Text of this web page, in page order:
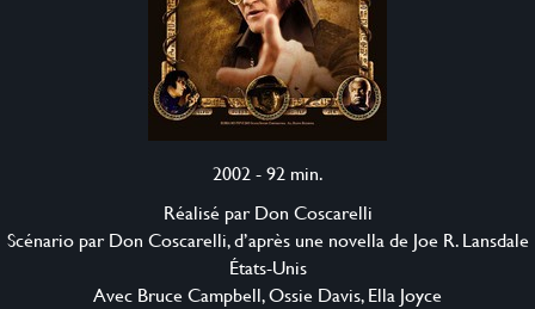
2002 - 92 min.
Réalisé par Don Coscarelli
Scénario par Don Coscarelli, d’après une novella de Joe R. Lansdale
États-Unis
Avec Bruce Campbell, Ossie Davis, Ella Joyce